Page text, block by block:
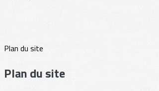
Plan du site
Plan du site